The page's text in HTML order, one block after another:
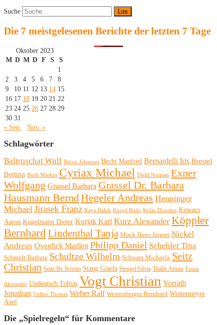
Suche
Die 7 meistgelesenen Berichte der letzten 7 Tage
Oktober 2023
M D M D F S
S
1
2
3 4 5 6 7
8
9
10 11 12 13 14 15
16 17 18 19 20 21 22
23 24 25 26 27 28 29
30 31
« Sep.
Nov. »
Schlagwörter
Baltruschat Wulf Baron Johannes Becht Manfred Bernardelli Iris Brestel
Bettina Buch Markus Cyriax Michael Diehl Norman Exner
Wolfgang Grassel Barbara Grassel Dr. Barbara
Hausmann Bernd Hegeler Andreas Henninger
Michael Jirasek Franz Kaya Haluk Knopf Bodo Kolar Thorsten Kowacs
Aaron Kugelmann Dieter Kurjak Karl Kurz Alexander Köppler
Bernhard Lindenthal Tanja Mock Hans-Jürgen Nickel
Andreas Overdick Madlen Philipp Daniel Schehler Tina
Schmidt Barbara Schultze Wilhelm Schwarz Michaela Seitz
Christian Seitz Dr. Kristin Stang Gisela Stengel Silvia Thaler Armin Tulatz
Alexander Undeutsch Tobias Vogt Christian Vorrath
Jonathan Völker Thomas Weber Ralf Westenberger Bernhard Wintermeyer
Axel
Die „Spielregeln“ für Kommentare